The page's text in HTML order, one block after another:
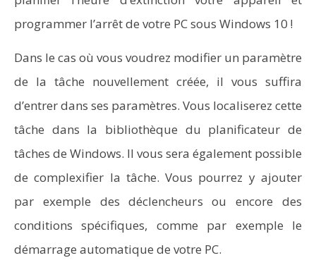
programmer l’arrêt de votre PC sous Windows 10 !
Dans le cas où vous voudrez modifier un paramètre
de la tâche nouvellement créée, il vous suffira
d’entrer dans ses paramètres. Vous localiserez cette
tâche dans la bibliothèque du planificateur de
tâches de Windows. Il vous sera également possible
de complexifier la tâche. Vous pourrez y ajouter
par exemple des déclencheurs ou encore des
conditions spécifiques, comme par exemple le
démarrage automatique de votre PC.